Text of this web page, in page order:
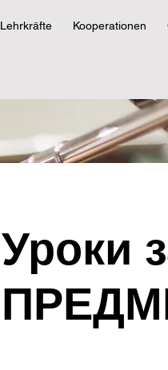
Lehrkräfte Kooperationen
Уроки